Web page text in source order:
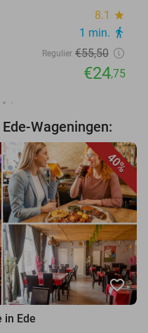
8.1 star
1 min. directions_walk
Regulier €55,50
€24,75
Wageningen:
40%
favorite_border
in Ede